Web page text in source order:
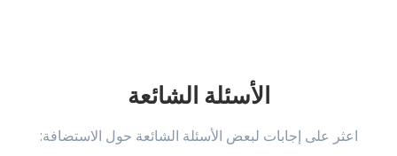
الأسئلة الشائعة
اعثر على إجابات لبعض الأسئلة الشائعة حول الاستضافة: